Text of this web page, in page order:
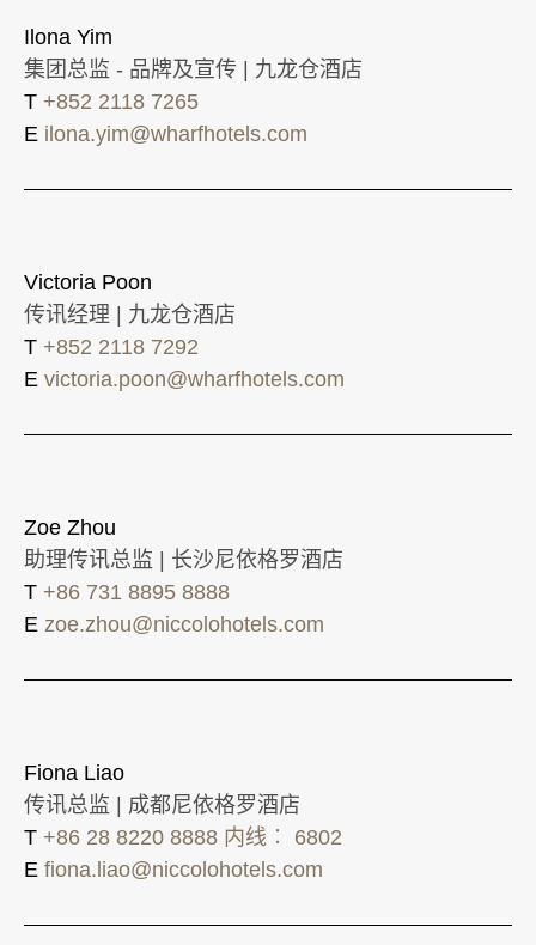
Ilona Yim
集团总监 - 品牌及宣传 | 九龙仓酒店
T +852 2118 7265
E ilona.yim@wharfhotels.com
Victoria Poon
传讯经理 | 九龙仓酒店
T +852 2118 7292
E victoria.poon@wharfhotels.com
Zoe Zhou
助理传讯总监 | 长沙尼依格罗酒店
T +86 731 8895 8888
E zoe.zhou@niccolohotels.com
Fiona Liao
传讯总监 | 成都尼依格罗酒店
T +86 28 8220 8888 内线︰ 6802
E fiona.liao@niccolohotels.com